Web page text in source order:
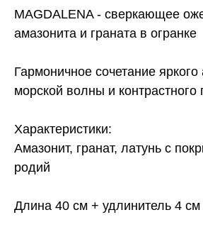
MAGDALENA - сверкающее
амазонита и граната в огранке
Гармоничное сочетание
морской волны и контрастного
Характеристики:
Амазонит, гранат, латунь с
родий
Длина 40 см + удлинитель 4 см